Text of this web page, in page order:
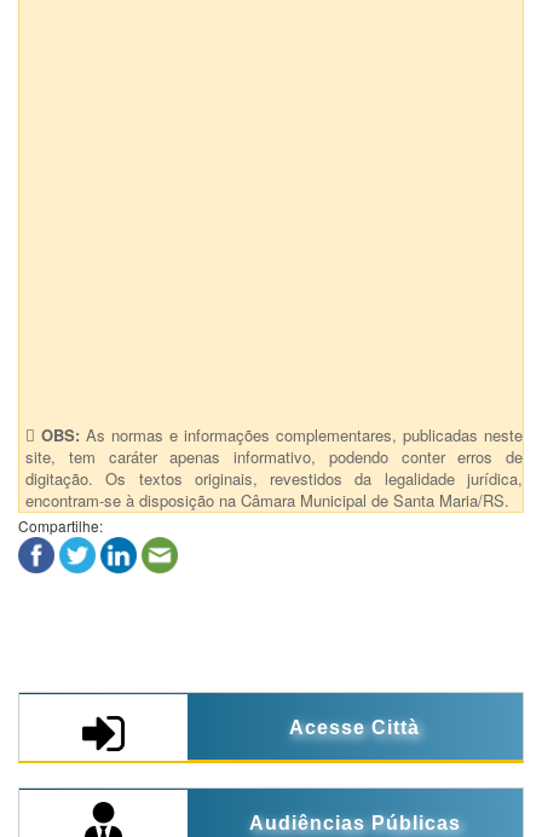
OBS: As normas e informações complementares, publicadas neste
site, tem caráter apenas informativo, podendo conter erros de
digitação. Os textos originais, revestidos da legalidade jurídica,
encontram-se à disposição na Câmara Municipal de Santa Maria/RS.
Compartilhe:
Acesse Città
Audiências Públicas